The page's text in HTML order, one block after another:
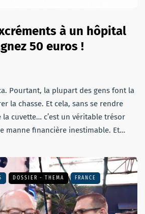
à un hôpital
50 euros !
Pourtant, la plupart des gens font la
la chasse. Et cela, sans se rendre
la cuvette… c’est un véritable trésor
manne financière inestimable. Et…
DOSSIER - THEMA FRANCE